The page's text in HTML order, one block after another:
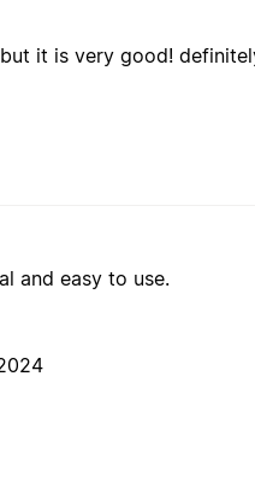
it is very good!
and easy to use.